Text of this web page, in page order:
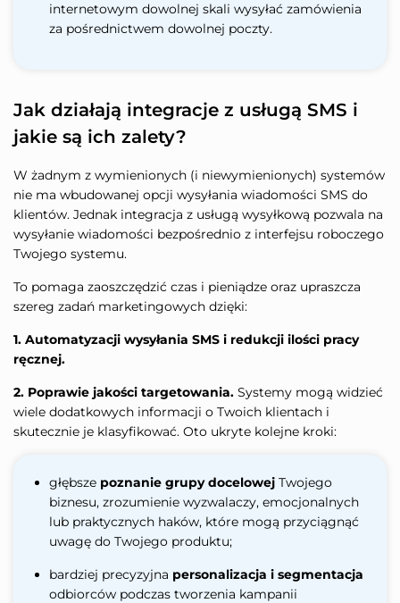
internetowym dowolnej skali wysyłać zamówienia
za pośrednictwem dowolnej poczty.
Jak działają integracje z usługą SMS i
jakie są ich zalety?
W żadnym z wymienionych (i niewymienionych) systemów
nie ma wbudowanej opcji wysyłania wiadomości SMS do
klientów. Jednak integracja z usługą wysyłkową pozwala na
wysyłanie wiadomości bezpośrednio z interfejsu roboczego
Twojego systemu.
To pomaga zaoszczędzić czas i pieniądze oraz upraszcza
szereg zadań marketingowych dzięki:
1. Automatyzacji wysyłania SMS i redukcji ilości pracy
ręcznej.
2. Poprawie jakości targetowania. Systemy mogą widzieć
wiele dodatkowych informacji o Twoich klientach i
skutecznie je klasyfikować. Oto ukryte kolejne kroki:
głębsze poznanie grupy docelowej Twojego
biznesu, zrozumienie wyzwalaczy, emocjonalnych
lub praktycznych haków, które mogą przyciągnąć
uwagę do Twojego produktu;
bardziej precyzyjna personalizacja i segmentacja
odbiorców podczas tworzenia kampanii